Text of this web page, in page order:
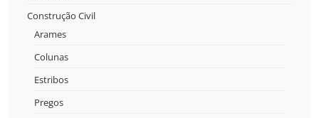
Construção Civil
Arames
Colunas
Estribos
Pregos